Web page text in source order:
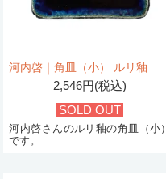
河内啓｜角皿（小） ルリ釉
2,546円(税込)
SOLD OUT
河内啓さんのルリ釉の角皿（小）
です。